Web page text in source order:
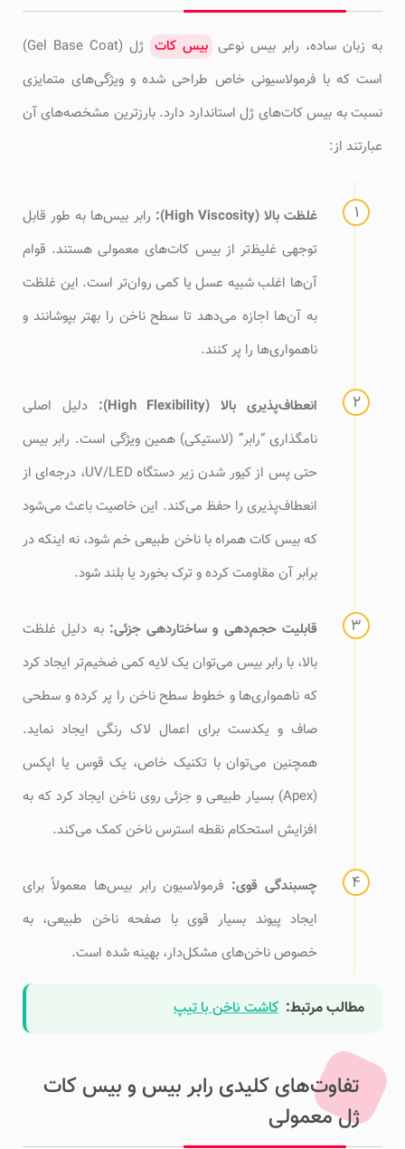
به زبان ساده، رابر بیس نوعی بیس کات
ژل (Gel Base Coat)
است که با فرمولاسیونی خاص طراحی شده و ویژگی‌های متمایزی
نسبت به بیس کات‌های ژل استاندارد دارد. بارزترین مشخصه‌های آن
عبارتند از:
غلظت بالا (High Viscosity):
رابر بیس‌ها به طور قابل
توجهی غلیظ‌تر از بیس کات‌های معمولی هستند. قوام
آن‌ها اغلب شبیه عسل یا کمی روان‌تر است. این غلظت
به آن‌ها اجازه می‌دهد تا سطح ناخن را بهتر بپوشانند و
ناهمواری‌ها را پر کنند.
انعطاف‌پذیری بالا (High Flexibility):
دلیل اصلی
نامگذاری “رابر” (لاستیکی) همین ویژگی است. رابر بیس
حتی پس از کیور شدن زیر دستگاه UV/LED، درجه‌ای از
انعطاف‌پذیری را حفظ می‌کند. این خاصیت باعث می‌شود
که بیس کات همراه با ناخن طبیعی خم شود، نه اینکه در
برابر آن مقاومت کرده و ترک بخورد یا بلند شود.
قابلیت حجم‌دهی و ساختاردهی جزئی: به دلیل غلظت
بالا، با رابر بیس می‌توان یک لایه کمی ضخیم‌تر ایجاد کرد
که ناهمواری‌ها و خطوط سطح ناخن را پر کرده و سطحی
صاف و یکدست برای اعمال لاک رنگی ایجاد نماید.
همچنین می‌توان با تکنیک خاص، یک قوس یا اپکس
(Apex) بسیار طبیعی و جزئی روی ناخن ایجاد کرد که به
افزایش استحکام نقطه استرس ناخن کمک می‌کند.
چسبندگی قوی: فرمولاسیون رابر بیس‌ها معمولاً برای
ایجاد پیوند بسیار قوی با صفحه ناخن طبیعی، به
خصوص ناخن‌های مشکل‌دار، بهینه شده است.
مطالب مرتبط: کاشت ناخن با تیپ
تفاوت‌های کلیدی رابر بیس و بیس کات
ژل معمولی